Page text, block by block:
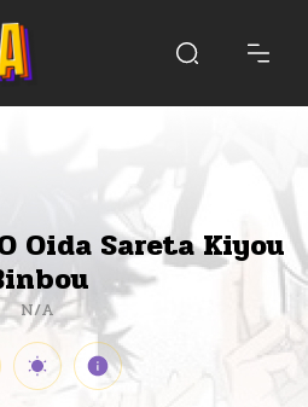
Oida Sareta Kiyou
N/A